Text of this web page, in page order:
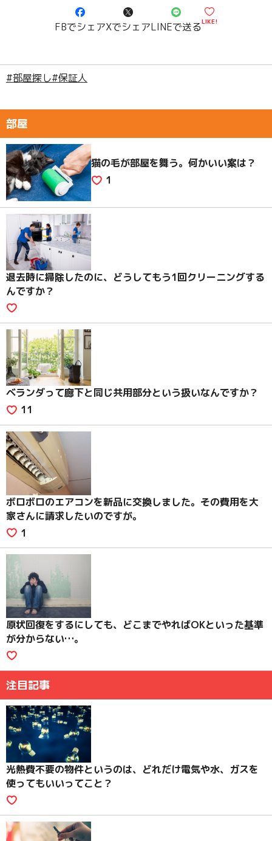
FBでシェアXでシェアLINEで送るLIKE!
#部屋探し#保証人
部屋
猫の毛が部屋を舞う。何かいい案は？
1
退去時に掃除したのに、どうしてもう1回クリーニングする
んですか？
ベランダって廊下と同じ共用部分という扱いなんですか？
11
ボロボロのエアコンを新品に交換しました。その費用を大
家さんに請求したいのですが。
1
原状回復をするにしても、どこまでやればOKといった基準
が分からない…。
注目記事
光熱費不要の物件というのは、どれだけ電気や水、ガスを
使ってもいいってこと？